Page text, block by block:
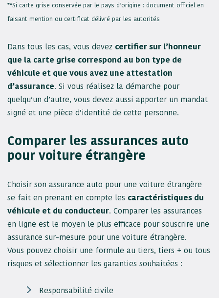
**Si carte grise conservée par le pays d’origine : document officiel en
faisant mention ou certificat délivré par les autorités
Dans tous les cas, vous devez certifier sur l’honneur
que la carte grise correspond au bon type de
véhicule et que vous avez une attestation
d’assurance. Si vous réalisez la démarche pour
quelqu’un d’autre, vous devez aussi apporter un mandat
signé et une pièce d’identité de cette personne.
Comparer les assurances auto
pour voiture étrangère
Choisir son assurance auto pour une voiture étrangère
se fait en prenant en compte les caractéristiques du
véhicule et du conducteur. Comparer les assurances
en ligne est le moyen le plus efficace pour souscrire une
assurance sur-mesure pour une voiture étrangère.
Vous pouvez choisir une formule au tiers, tiers + ou tous
risques et sélectionner les garanties souhaitées :
Responsabilité civile